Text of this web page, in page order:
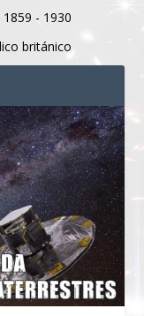
1859 - 1930
británico